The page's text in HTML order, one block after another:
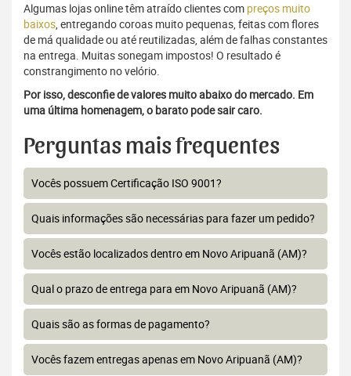
Algumas lojas online têm atraído clientes com preços muito
baixos, entregando coroas muito pequenas, feitas com flores
de má qualidade ou até reutilizadas, além de falhas constantes
na entrega. Muitas sonegam impostos! O resultado é
constrangimento no velório.
Por isso, desconfie de valores muito abaixo do mercado. Em
uma última homenagem, o barato pode sair caro.
Perguntas mais frequentes
Vocês possuem Certificação ISO 9001?
Quais informações são necessárias para fazer um pedido?
Vocês estão localizados dentro em Novo Aripuanã (AM)?
Qual o prazo de entrega para em Novo Aripuanã (AM)?
Quais são as formas de pagamento?
Vocês fazem entregas apenas em Novo Aripuanã (AM)?